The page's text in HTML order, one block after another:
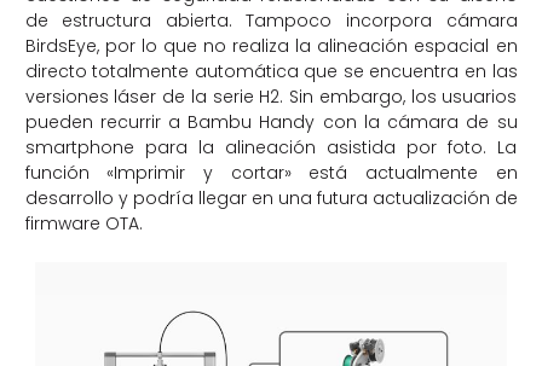
de estructura abierta. Tampoco incorpora cámara
BirdsEye, por lo que no realiza la alineación espacial en
directo totalmente automática que se encuentra en las
versiones láser de la serie H2. Sin embargo, los usuarios
pueden recurrir a Bambu Handy con la cámara de su
smartphone para la alineación asistida por foto. La
función «Imprimir y cortar» está actualmente en
desarrollo y podría llegar en una futura actualización de
firmware OTA.